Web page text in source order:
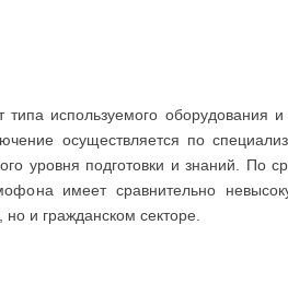
используемого оборудования и
осуществляется по
уровня подготовки и знаний. По
имеет сравнительно
и гражданском секторе.